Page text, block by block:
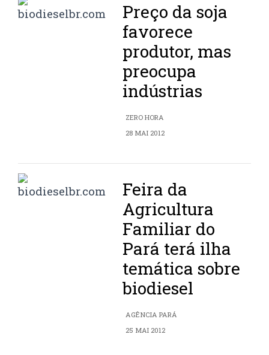
Preço da soja
favorece
produtor, mas
preocupa
indústrias
ZERO HORA
28 MAI 2012
Feira da
Agricultura
Familiar do
Pará terá ilha
temática sobre
biodiesel
AGÊNCIA PARÁ
25 MAI 2012